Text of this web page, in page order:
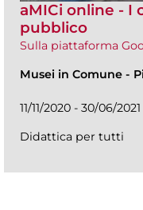
aMICi online - I
pubblico
Sulla piattaforma
Musei in Comune -
11/11/2020 - 30/06/2021
Didattica per tutti